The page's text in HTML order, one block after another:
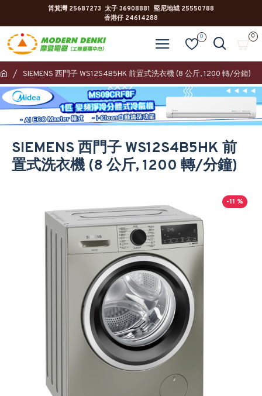
筲箕灣 25687273 太子 36908881 堅尼地城 25550788
香港仔 24614288
0 0
SIEMENS 西門子 WS12S4B5HK 前置式洗衣機 (8 公斤, 1200 轉/分鐘)
SIEMENS 西門子 WS12S4B5HK 前
置式洗衣機 (8 公斤, 1200 轉/分鐘)
-11 %